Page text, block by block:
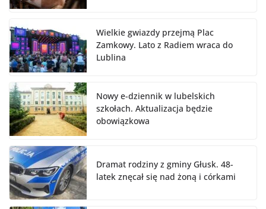
Wielkie gwiazdy przejmą Plac
Zamkowy. Lato z Radiem wraca do
Lublina
Nowy e-dziennik w lubelskich
szkołach. Aktualizacja będzie
obowiązkowa
Dramat rodziny z gminy Głusk. 48-
latek znęcał się nad żoną i córkami